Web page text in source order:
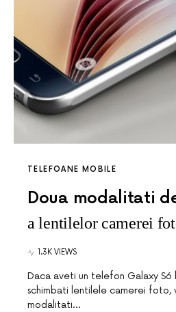
TELEFOANE MOBILE
Doua modalitati
a lentilelor camerei
1.3K VIEWS
Daca aveti un telefon Galaxy S6
schimbati lentilele camerei foto,
modalitati…